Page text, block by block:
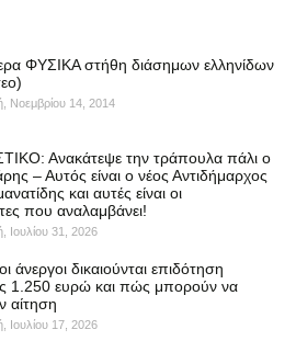
ΦΥΣΙΚΑ στήθη διάσημων ελληνίδων
Νοεμβρίου 14, 2014
Ανακάτεψε την τράπουλα πάλι ο
– Αυτός είναι ο νέος Αντιδήμαρχος
και αυτές είναι οι
που αναλαμβάνει!
Ιουλίου 31, 2026
άνεργοι δικαιούνται επιδότηση
1.250 ευρώ και πώς μπορούν να
αίτηση
Ιουλίου 17, 2026